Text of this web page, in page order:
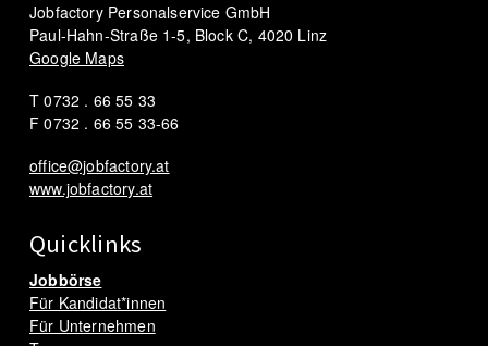
Jobfactory Personalservice GmbH
Paul-Hahn-Straße 1-5, Block C, 4020 Linz
Google Maps
T 0732 . 66 55 33
F 0732 . 66 55 33-66
office@jobfactory.at
www.jobfactory.at
Quicklinks
Jobbörse
Für Kandidat*innen
Für Unternehmen